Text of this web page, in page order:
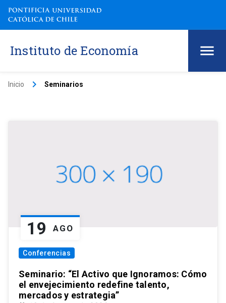
Instituto de Economía
Inicio keyboard_arrow_right Seminarios
19 AGO
Conferencias
Seminario: “El Activo que Ignoramos: Cómo
el envejecimiento redefine talento,
mercados y estrategia”